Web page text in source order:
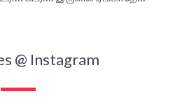
@ Instagram